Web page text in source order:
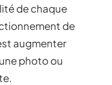
de chaque
de
augmenter
photo ou